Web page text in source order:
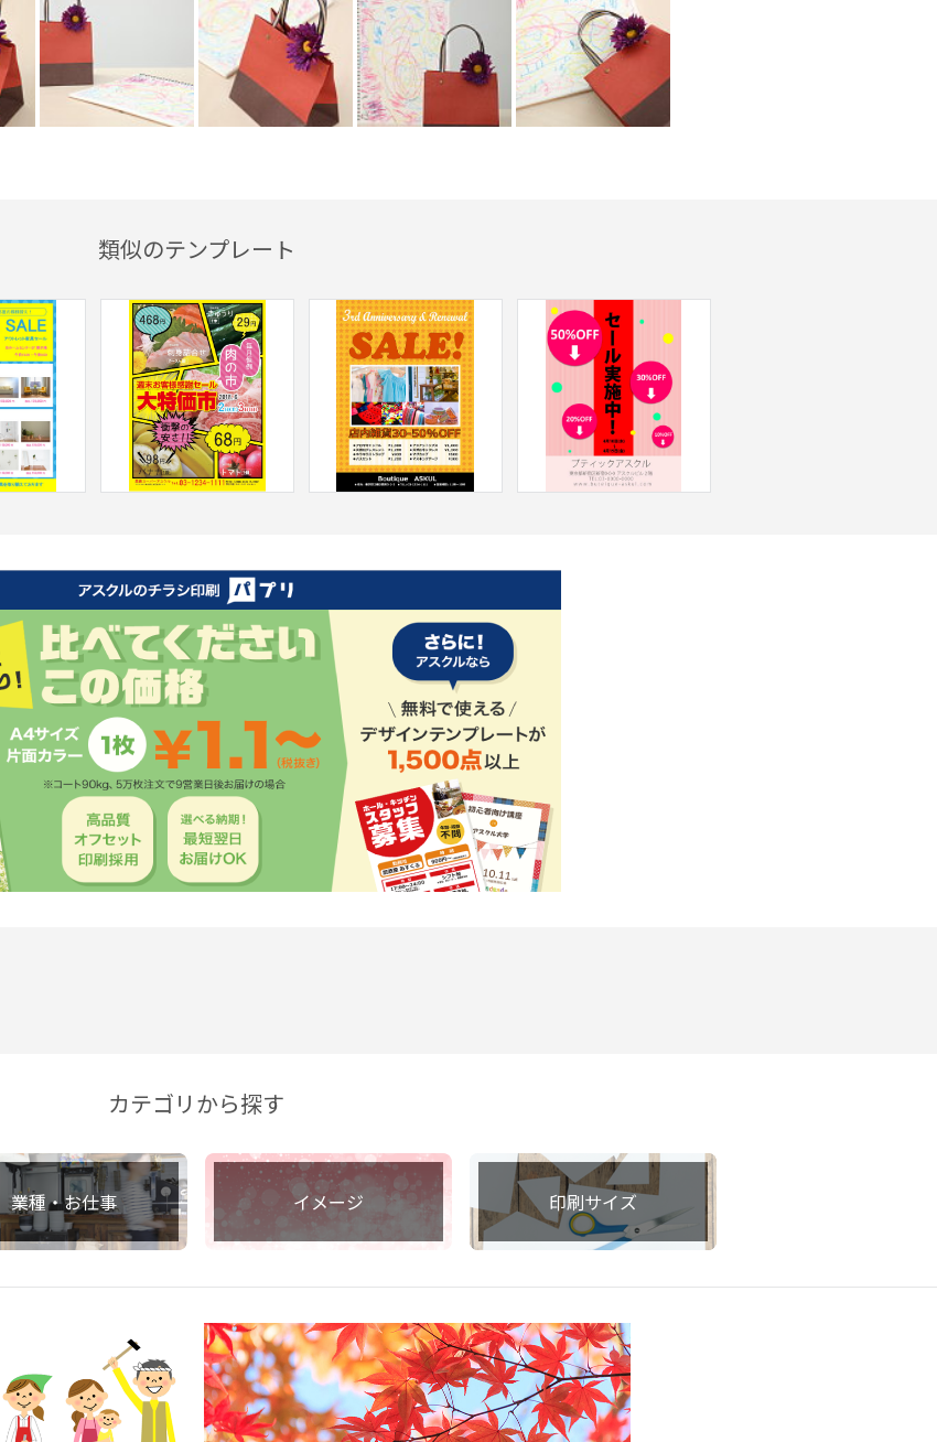
類似のテンプレート
カテゴリから探す
業種・お仕事 イメージ 印刷サイズ